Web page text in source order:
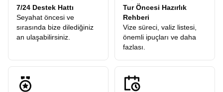
7/24 Destek Hattı
Seyahat öncesi ve
sırasında bize dilediğiniz
an ulaşabilirsiniz.
Tur Öncesi Hazırlık
Rehberi
Vize süreci, valiz listesi,
önemli ipuçları ve daha
fazlası.